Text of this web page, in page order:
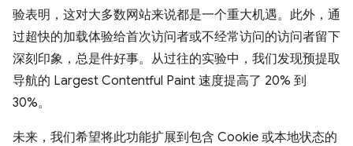
验表明，这对大多数网站来说都是一个重大机遇。此外，通
过超快的加载体验给首次访问者或不经常访问的访问者留下
深刻印象，总是件好事。从过往的实验中，我们发现预提取
导航的 Largest Contentful Paint 速度提高了 20% 到
30%。
未来，我们希望将此功能扩展到包含 Cookie 或本地状态的